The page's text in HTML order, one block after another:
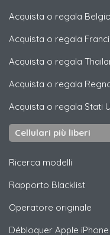
Acquista o regala Belgio
Acquista o regala
Acquista o regala
Acquista o regala
Acquista o regala Stati
Cellulari più liberi
Ricerca modelli
Rapporto Blacklist
Operatore originale
Débloquer Apple